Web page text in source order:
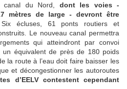
canal du Nord, dont les voies -
mètres de large - devront être
Six écluses, 61 ponts routiers et
Le nouveau canal permettra
qui atteindront par convoi
un équivalent de près de 180 poids
la route à l’eau doit faire baisser les
et décongestionner les autoroutes
d’EELV contestent cependant